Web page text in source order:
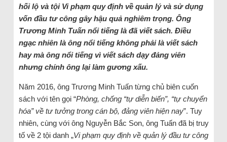
hối lộ và tội Vi phạm quy định về quản lý và sử dụng
vốn đầu tư công gây hậu quả nghiêm trọng. Ông
Trương Minh Tuấn nổi tiếng là đã viết sách. Điều
ngạc nhiên là ông nổi tiếng không phải là viết sách
hay mà ông nổi tiếng vì viết sách dạy đảng viên
nhưng chính ông lại làm gương xấu.
Năm 2016, ông Trương Minh Tuấn từng chủ biên cuốn
sách với tên gọi “Phòng, chống “tự diễn biến”, “tự chuyển
hóa” về tư tưởng trong cán bộ, đảng viên hiện nay”. Tuy
nhiên, cùng với ông Nguyễn Bắc Son, ông Tuấn đã bị truy
tố về 2 tội danh „Vi phạm quy định về quản lý đầu tư công